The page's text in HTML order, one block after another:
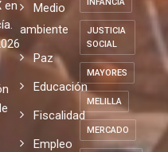
en
Medio
ambiente
Paz
Educación
Fiscalidad
Empleo
JUSTICIA
SOCIAL
MAYORES
MELILLA
MERCADO